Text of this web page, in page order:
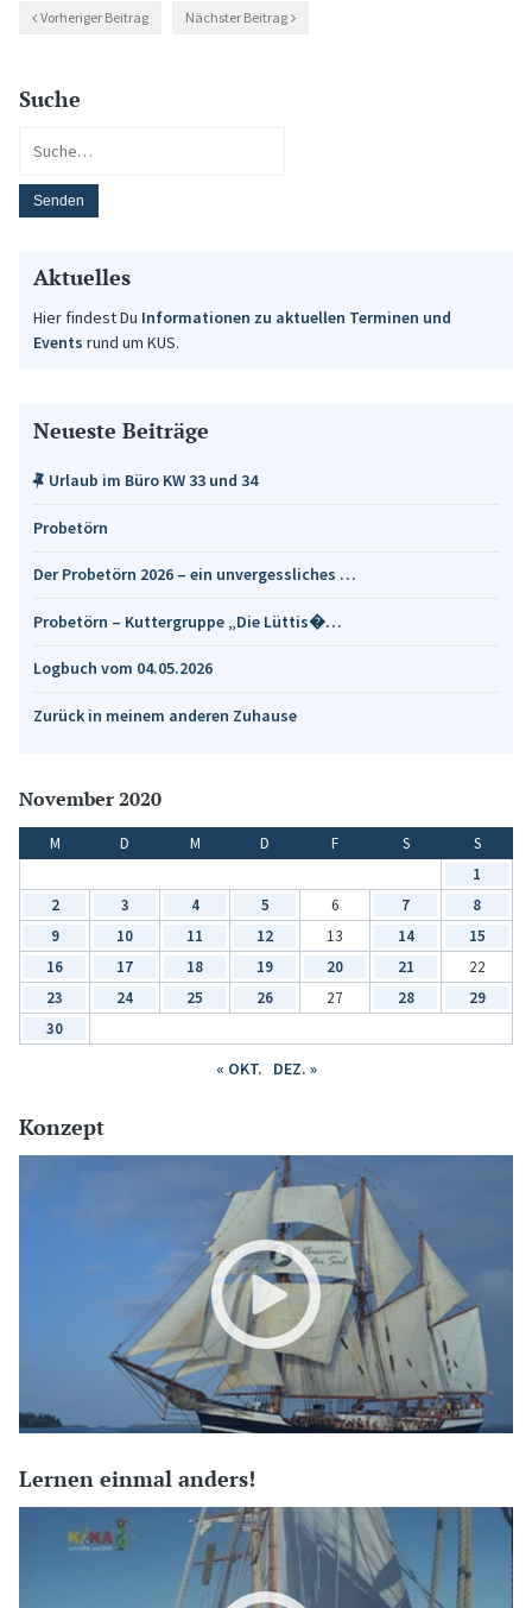
Vorheriger Beitrag Nächster Beitrag
Suche
Aktuelles
Hier findest Du Informationen zu aktuellen Terminen und
Events rund um KUS.
Neueste Beiträge
Urlaub im Büro KW 33 und 34
Probetörn
Der Probetörn 2026 – ein unvergessliches …
Probetörn – Kuttergruppe „Die Lüttis�…
Logbuch vom 04.05.2026
Zurück in meinem anderen Zuhause
November 2020
M D M D F S
S
1
2
3 4 5 6 7
8
9
10 11 12 13 14
15
16
17 18 19 20 21
22
23
24 25 26 27 28
29
30
« OKT. DEZ. »
Konzept
Lernen einmal anders!